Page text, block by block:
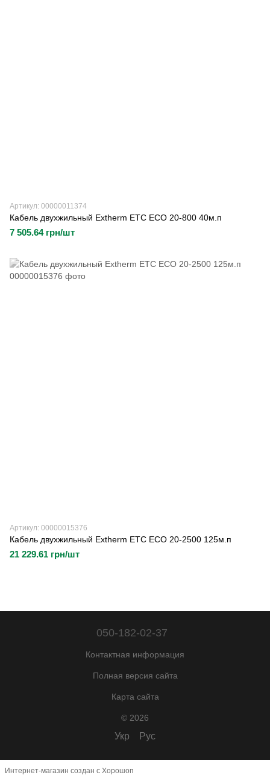
Артикул: 00000011374
Кабель двухжильный Extherm ETC ECO 20-800 40м.п
7 505.64 грн/шт
Артикул: 00000015376
Кабель двухжильный Extherm ETC ECO 20-2500 125м.п
21 229.61 грн/шт
050-182-02-37
Контактная информация
Полная версия сайта
Карта сайта
© 2026
Укр Рус
Интернет-магазин создан с Хорошоп